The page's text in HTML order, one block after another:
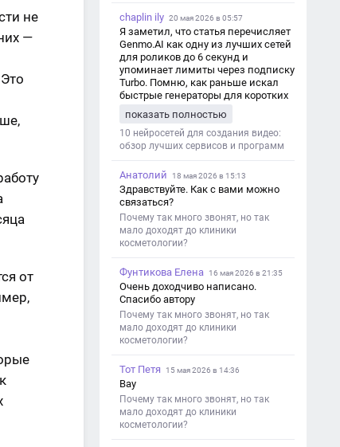
не
—
от
chaplin ily 20 мая 2026 в 05:57
Я заметил, что статья перечисляет
Genmo.AI как одну из лучших сетей
для роликов до 6 секунд и
упоминает лимиты через подписку
Turbo. Помню, как раньше искал
быстрые генераторы для коротких
такой обзор именно с акцентом на
ограничения и подпись. Image V2
показать полностью
10 нейросетей для создания видео:
обзор лучших сервисов и программ
Анатолий 18 мая 2026 в 15:13
Здравствуйте. Как с вами можно
связаться?
Почему так много звонят, но так
мало доходят до клиники
косметологии?
Фунтикова Елена 16 мая 2026 в 21:35
Очень доходчиво написано.
Спасибо автору
Почему так много звонят, но так
мало доходят до клиники
косметологии?
Тот Петя 15 мая 2026 в 14:36
Вау
Почему так много звонят, но так
мало доходят до клиники
косметологии?